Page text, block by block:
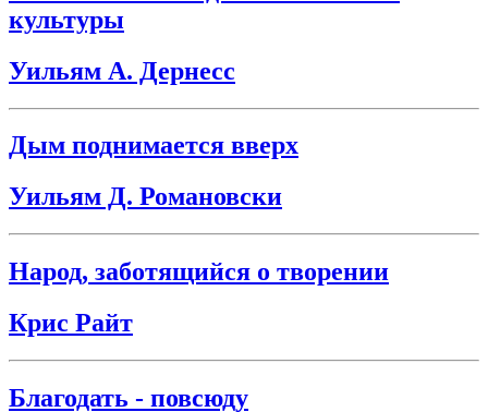
культуры
Уильям А. Дернесс
Дым поднимается вверх
Уильям Д. Романовски
Народ, заботящийся о творении
Крис Райт
Благодать - повсюду